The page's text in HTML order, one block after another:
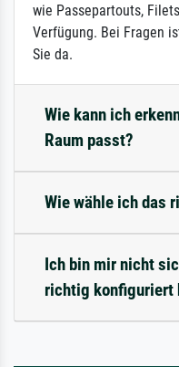
wie Passepartouts,
Verfügung. Bei Fragen
Sie da.
Wie kann ich
Raum passt?
Wie wähle ich das
Ich bin mir nicht
richtig konfiguriert